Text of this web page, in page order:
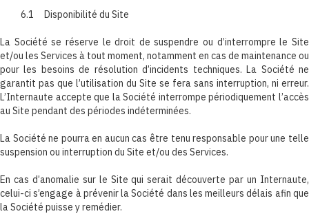
6.1 Disponibilité du Site
La Société se réserve le droit de suspendre ou d’interrompre le Site
et/ou les Services à tout moment, notamment en cas de maintenance ou
pour les besoins de résolution d’incidents techniques. La Société ne
garantit pas que l’utilisation du Site se fera sans interruption, ni erreur.
L’Internaute accepte que la Société interrompe périodiquement l’accès
au Site pendant des périodes indéterminées.
La Société ne pourra en aucun cas être tenu responsable pour une telle
suspension ou interruption du Site et/ou des Services.
En cas d’anomalie sur le Site qui serait découverte par un Internaute,
celui-ci s’engage à prévenir la Société dans les meilleurs délais afin que
la Société puisse y remédier.